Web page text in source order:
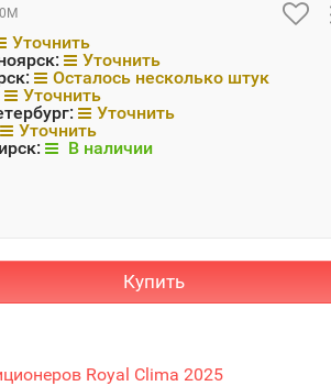
Уточнить
Уточнить
Осталось несколько штук
Уточнить
Уточнить
Уточнить
В наличии
Купить
Royal Clima 2025